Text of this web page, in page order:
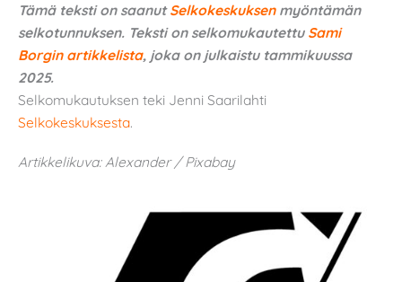
Tämä teksti on saanutSelkokeskuksenmyöntämän
selkotunnuksen. Teksti on selkomukautettuSami
Borgin artikkelista, joka on julkaistu tammikuussa
2025.
Selkomukautuksen teki Jenni Saarilahti
Selkokeskuksesta.
Artikkelikuva: Alexander / Pixabay